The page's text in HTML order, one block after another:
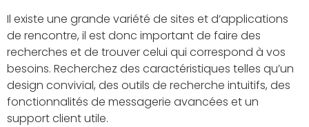
Il existe une grande variété de sites et d’applications
de rencontre, il est donc important de faire des
recherches et de trouver celui qui correspond à vos
besoins. Recherchez des caractéristiques telles qu’un
design convivial, des outils de recherche intuitifs, des
fonctionnalités de messagerie avancées et un
support client utile.